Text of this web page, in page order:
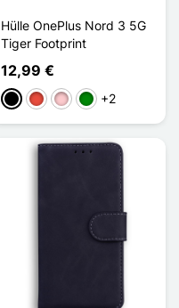
Hülle OnePlus Nord 3 5G
Tiger Footprint
12,99 €
Schwarz
Rot PinkGrün+2